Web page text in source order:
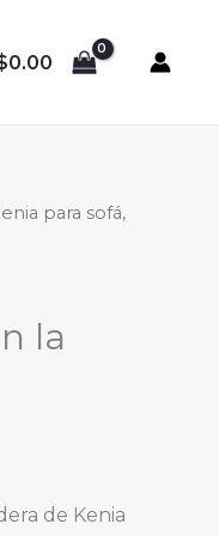
0.00
para sofá,
la
de Kenia